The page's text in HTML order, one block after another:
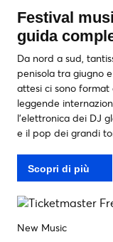
Festival
guida
Da nord a sud,
penisola tra giugno
attesi ci sono format
leggende
l’elettronica dei DJ
e il pop dei grandi
Scopri di più
New Music